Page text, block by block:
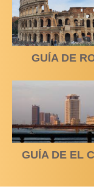
GUÍA DE
GUÍA DE EL